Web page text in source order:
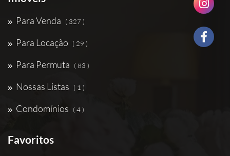
Para Venda ( 327 )
Para Locação ( 29 )
Para Permuta ( 83 )
Nossas Listas ( 1 )
Condomínios ( 4 )
Favoritos